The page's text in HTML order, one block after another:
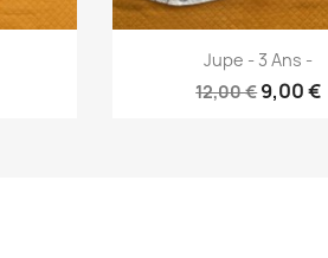
Aperçu rapide
Jupe - 3 Ans -
12,00 €9,00 €